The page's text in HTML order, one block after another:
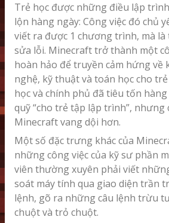
Trẻ học được những điều lập
lộn hàng ngày: Công việc đó chủ
viết ra được 1 chương trình, mà
sửa lỗi. Minecraft trở thành một
hoàn hảo để truyền cảm hứng về
nghệ, kỹ thuật và toán học cho
học và chính phủ đã tiêu tốn
quỹ “cho trẻ tập lập trình”, nhưng
Minecraft vang dội hơn.
Một số đặc trưng khác của
những công việc của kỹ sư phần
viên thường xuyên phải viết
soát máy tính qua giao diện trần
lệnh, gõ ra những câu lệnh trừu
chuột và trỏ chuột.